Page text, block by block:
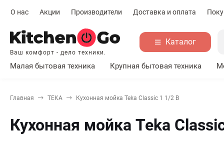
О нас Акции Производители Доставка и оплата
Ваш комфорт - дело техники.
Каталог
Малая бытовая техника Крупная бытовая техника
Главная TEKA Кухонная мойка Teka Classic 1 1/2 B
Кухонная мойка Teka